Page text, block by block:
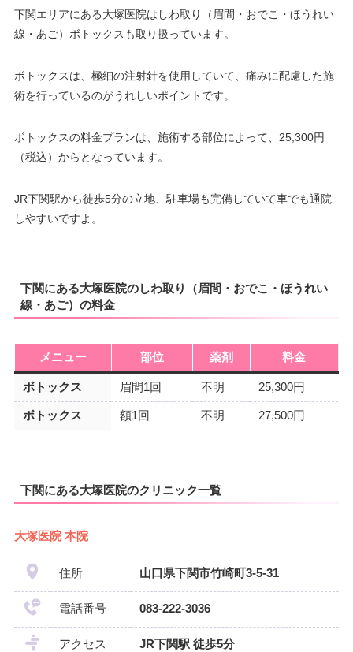
下関エリアにある大塚医院はしわ取り（眉間・おでこ・ほうれい
線・あご）ボトックスも取り扱っています。
ボトックスは、極細の注射針を使用していて、痛みに配慮した施
術を行っているのがうれしいポイントです。
ボトックスの料金プランは、施術する部位によって、25,300円
（税込）からとなっています。
JR下関駅から徒歩5分の立地、駐車場も完備していて車でも通院
しやすいですよ。
下関にある大塚医院のしわ取り（眉間・おでこ・ほうれい
線・あご）の料金
メニュー 部位 薬剤 料金
ボトックス 眉間1回 不明 25,300円
ボトックス 額1回 不明 27,500円
下関にある大塚医院のクリニック一覧
大塚医院 本院
住所 山口県下関市竹崎町3-5-31
電話番号 083-222-3036
アクセス JR下関駅 徒歩5分